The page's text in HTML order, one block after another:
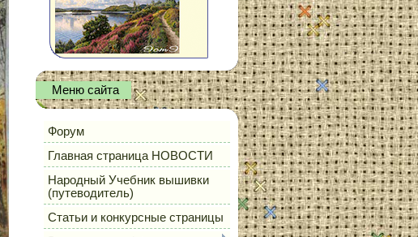
Меню сайта
Форум
Главная страница НОВОСТИ
Народный Учебник вышивки
(путеводитель)
Статьи и конкурсные страницы